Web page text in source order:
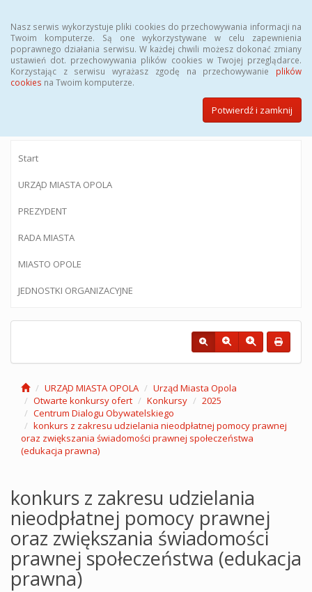
Nasz serwis wykorzystuje pliki cookies do przechowywania informacji na
Twoim komputerze. Są one wykorzystywane w celu zapewnienia
poprawnego działania serwisu. W każdej chwili możesz dokonać zmiany
ustawień dot. przechowywania plików cookies w Twojej przeglądarce.
Korzystając z serwisu wyrażasz zgodę na przechowywanie plików
cookies na Twoim komputerze.
Potwierdź i zamknij
BIULETYN INFORMACJI PUBLICZNEJ
Urzędu Miasta Opola
Start
URZĄD MIASTA OPOLA
PREZYDENT
RADA MIASTA
MIASTO OPOLE
JEDNOSTKI ORGANIZACYJNE
URZĄD MIASTA OPOLA
Urząd Miasta Opola
Otwarte konkursy ofert
Konkursy
2025
Centrum Dialogu Obywatelskiego
konkurs z zakresu udzielania nieodpłatnej pomocy prawnej
oraz zwiększania świadomości prawnej społeczeństwa
(edukacja prawna)
konkurs z zakresu udzielania
nieodpłatnej pomocy prawnej
oraz zwiększania świadomości
prawnej społeczeństwa (edukacja
prawna)